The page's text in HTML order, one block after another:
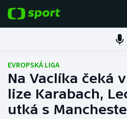
Fotbal
Hokej
Tenis
EVROPSKÁ LIGA
Na Vaclíka čeká
lize Karabach,
utká s